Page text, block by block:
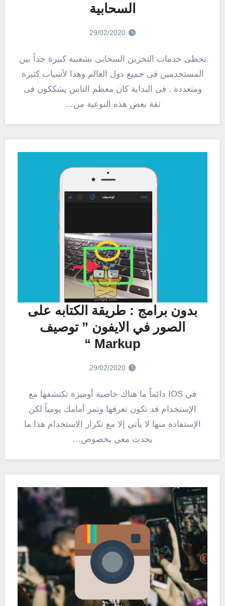
السحابية
29/02/2020
تحظى خدمات التخزين السحابى بشعبية كبيرة جداً بين
المستخدمين فى جميع دول العالم وهذا لأسباب كثيرة
ومتعددة . فى البداية كان معظم الناس يشككون فى
ثقة بعض هذه النوعية من…
بدون برامج : طريقة الكتابه على
الصور في الايفون ” توصيف
Markup “
29/02/2020
في IOS دائماً ما هناك خاصية أوميزة تكتشفها مع
الإستخدام قد تكون تعرفها وتمر أمامك يومياً لكن
الإستفادة منها لا يأتي إلا مع تكرار الاستخدام هذا ما
يحدث معي بخصوص…